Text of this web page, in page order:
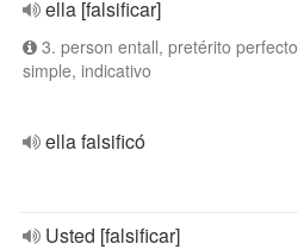
ella [falsificar]
3. person entall, pretérito perfecto
simple, indicativo
ella falsificó
Usted [falsificar]